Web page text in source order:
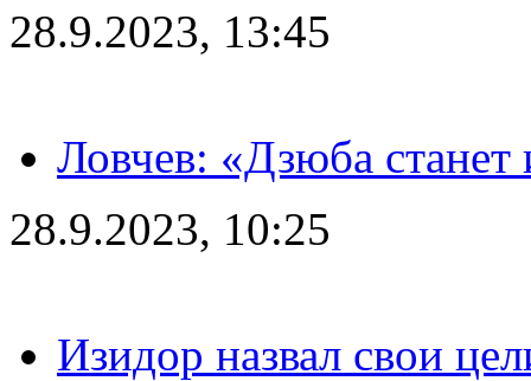
28.9.2023, 13:45
Ловчев: «Дзюба станет
28.9.2023, 10:25
Изидор назвал свои